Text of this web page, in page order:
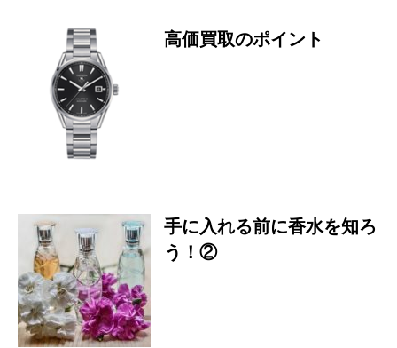
高価買取のポイント
手に入れる前に香水を知ろ
う！②